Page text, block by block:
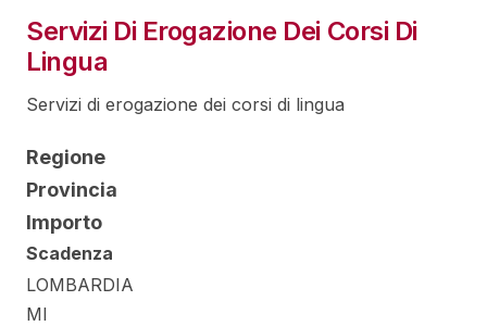
Servizi Di Erogazione Dei Corsi Di
Lingua
Servizi di erogazione dei corsi di lingua
Regione
Provincia
Importo
Scadenza
LOMBARDIA
MI